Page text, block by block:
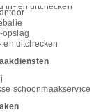
in- en uitchecken
opslag
en uitchecken
schoonmaakservice